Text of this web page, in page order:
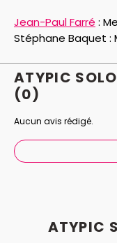
Jean-Paul Farré :
Stéphane Baquet :
ATYPIC
(0)
Aucun avis rédigé.
ATYPIC